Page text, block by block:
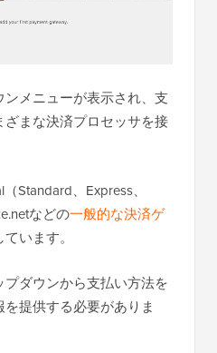
メニューが表示され、支
まな決済プロセッサを接
Standard、Express、
などの一般的な決済ゲ
います。
プダウンから支払い方法を
提供する必要がありま